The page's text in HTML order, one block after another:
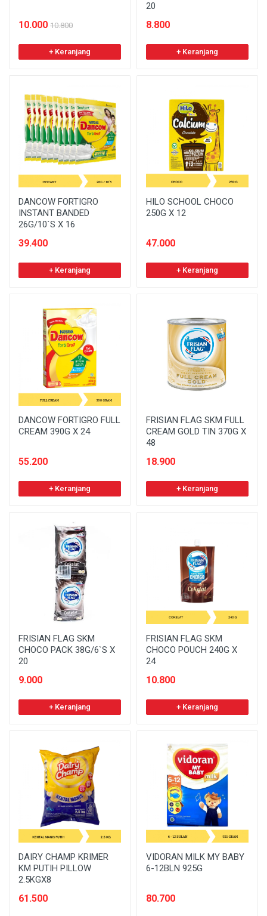
10.000 10.800
+ Keranjang
20
8.800
+ Keranjang
DANCOW FORTIGRO
INSTANT BANDED
26G/10`S X 16
39.400
+ Keranjang
HILO SCHOOL CHOCO
250G X 12
47.000
+ Keranjang
DANCOW FORTIGRO FULL
CREAM 390G X 24
55.200
+ Keranjang
FRISIAN FLAG SKM FULL
CREAM GOLD TIN 370G X
48
18.900
+ Keranjang
FRISIAN FLAG SKM
CHOCO PACK 38G/6`S X
20
9.000
+ Keranjang
FRISIAN FLAG SKM
CHOCO POUCH 240G X
24
10.800
+ Keranjang
DAIRY CHAMP KRIMER
KM PUTIH PILLOW
2.5KGX8
61.500
VIDORAN MILK MY BABY
6-12BLN 925G
80.700